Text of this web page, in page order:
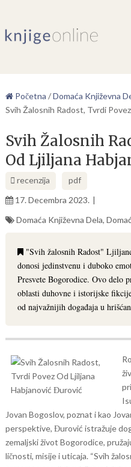
Početna /Domaća Književna
Svih Žalosnih Radost, Tvrdi
Svih Žalosnih
Od Ljiljana
recenzija
pdf
17. Decembra 2023.
Domaća Književna Dela,
"Svih žalosnih Radost"
donosi jedinstvenu i duboko
Presvete Bogorodice. Ovo delo
oblasti duhovne i istorijske
od najvažnijih događaja u
Jovan Bogoslov, poznat i kao
perspektive, Đurović istražuje
zemaljski život Bogorodice,
ličnosti, misije i uticaja. “Svih